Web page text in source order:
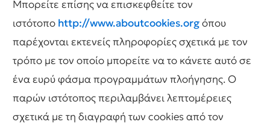
Μπορείτε επίσης να επισκεφθείτε τον
ιστότοπο http://www.aboutcookies.orgόπου
παρέχονται εκτενείς πληροφορίες σχετικά με τον
τρόπο με τον οποίο μπορείτε να το κάνετε αυτό σε
ένα ευρύ φάσμα προγραμμάτων πλοήγησης. Ο
παρών ιστότοπος περιλαμβάνει λεπτομέρειες
σχετικά με τη διαγραφή των cookies από τον